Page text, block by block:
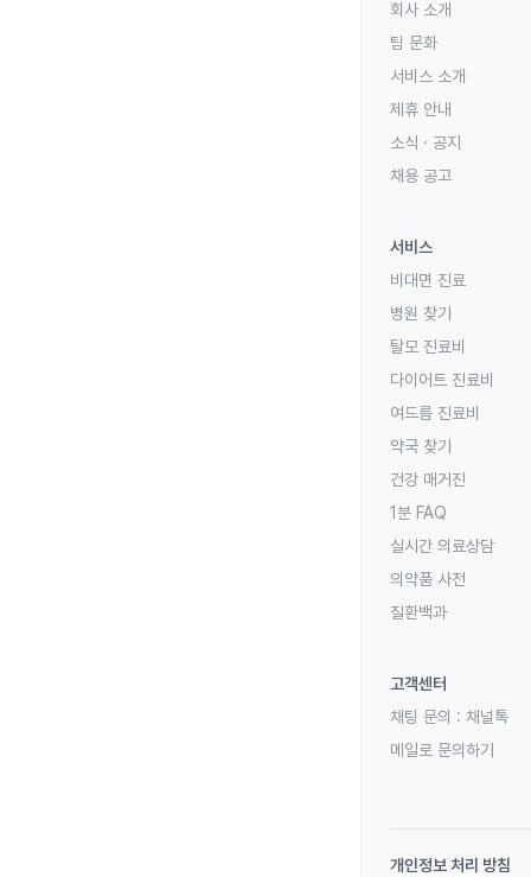
회사 소개
팀 문화
서비스 소개
제휴 안내
소식 · 공지
채용 공고
서비스
비대면 진료
병원 찾기
탈모 진료비
다이어트 진료비
여드름 진료비
약국 찾기
건강 매거진
1분 FAQ
실시간 의료상담
의약품 사전
질환백과
고객센터
채팅 문의 : 채널톡
메일로 문의하기
개인정보 처리 방침